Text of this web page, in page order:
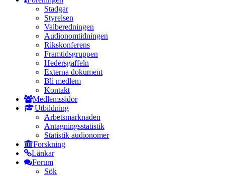
Stadgar
Styrelsen
Valberedningen
Audionomtidningen
Rikskonferens
Framtidsgruppen
Hedersgaffeln
Externa dokument
Bli medlem
Kontakt
Medlemssidor
Utbildning
Arbetsmarknaden
Antagningsstatistik
Statistik audionomer
Forskning
Länkar
Forum
Sök